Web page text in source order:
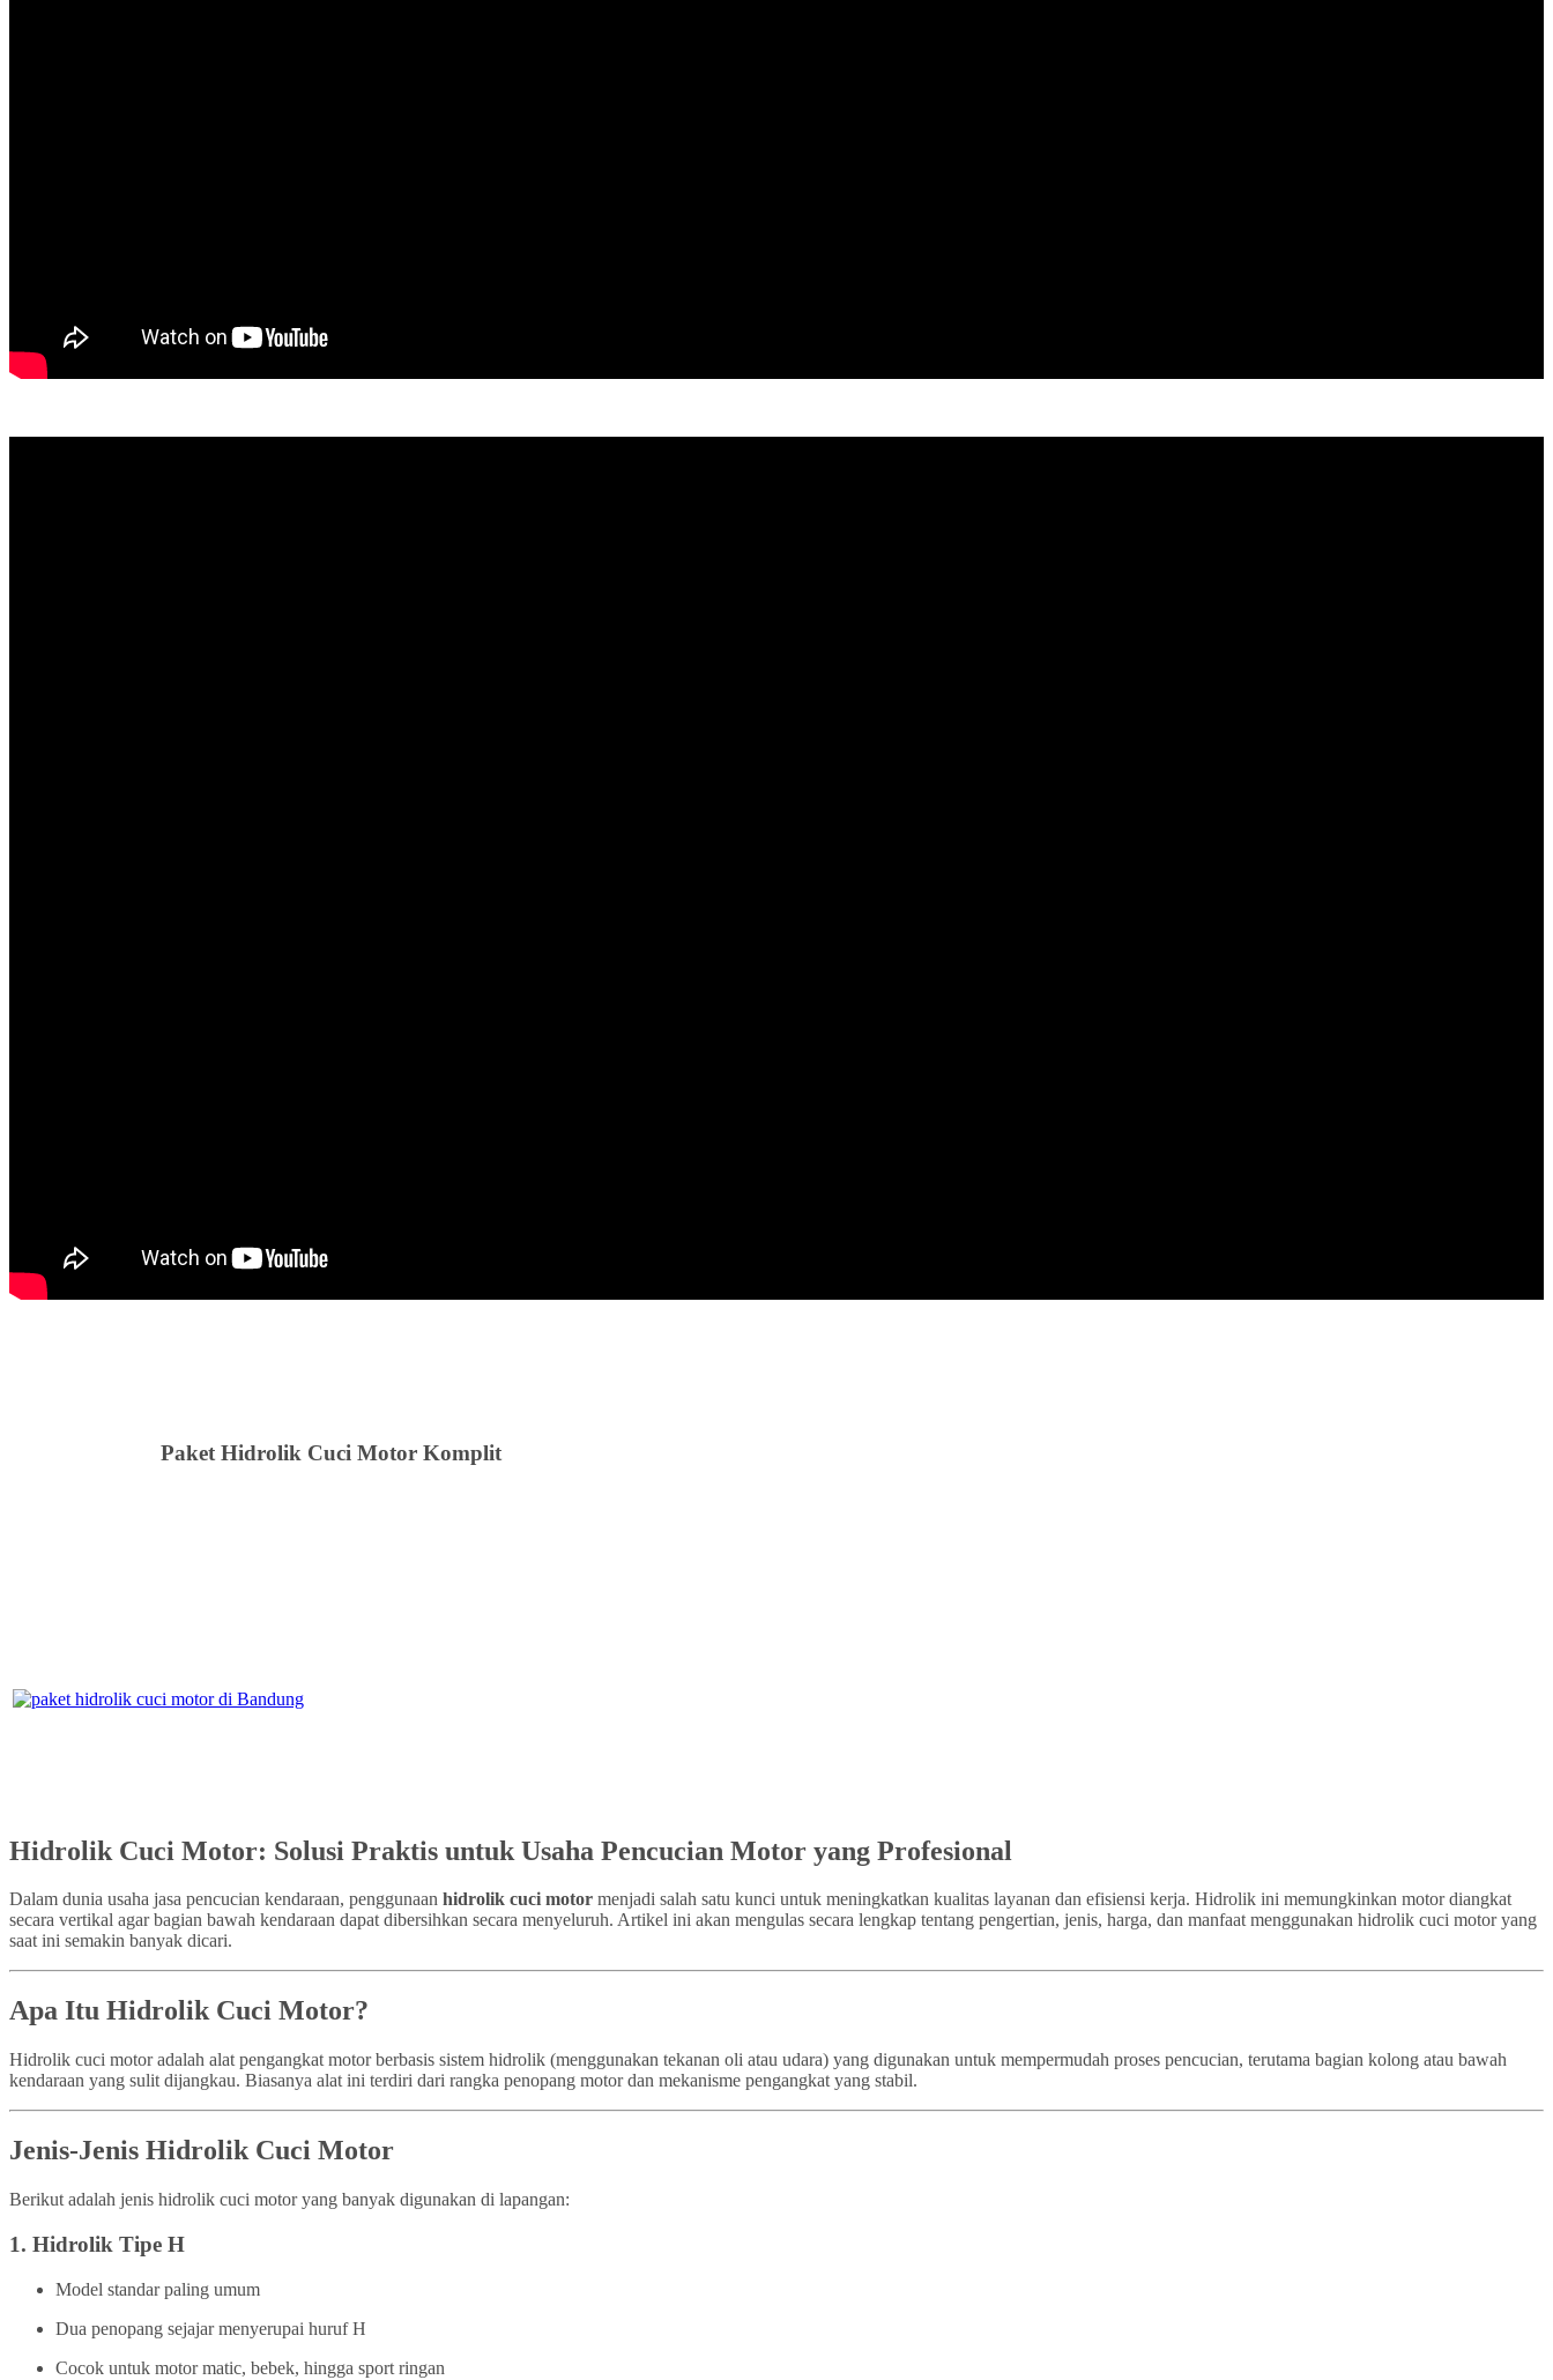
Paket Hidrolik Cuci Motor Komplit
Hidrolik Cuci Motor: Solusi Praktis untuk Usaha Pencucian Motor yang Profesional
Dalam dunia usaha jasa pencucian kendaraan, penggunaan hidrolik cuci motor menjadi salah satu kunci untuk meningkatkan kualitas layanan dan efisiensi kerja. Hidrolik ini memungkinkan motor diangkat
secara vertikal agar bagian bawah kendaraan dapat dibersihkan secara menyeluruh. Artikel ini akan mengulas secara lengkap tentang pengertian, jenis, harga, dan manfaat menggunakan hidrolik cuci motor yang
saat ini semakin banyak dicari.
Apa Itu Hidrolik Cuci Motor?
Hidrolik cuci motor adalah alat pengangkat motor berbasis sistem hidrolik (menggunakan tekanan oli atau udara) yang digunakan untuk mempermudah proses pencucian, terutama bagian kolong atau bawah
kendaraan yang sulit dijangkau. Biasanya alat ini terdiri dari rangka penopang motor dan mekanisme pengangkat yang stabil.
Jenis-Jenis Hidrolik Cuci Motor
Berikut adalah jenis hidrolik cuci motor yang banyak digunakan di lapangan:
1. Hidrolik Tipe H
Model standar paling umum
Dua penopang sejajar menyerupai huruf H
Cocok untuk motor matic, bebek, hingga sport ringan